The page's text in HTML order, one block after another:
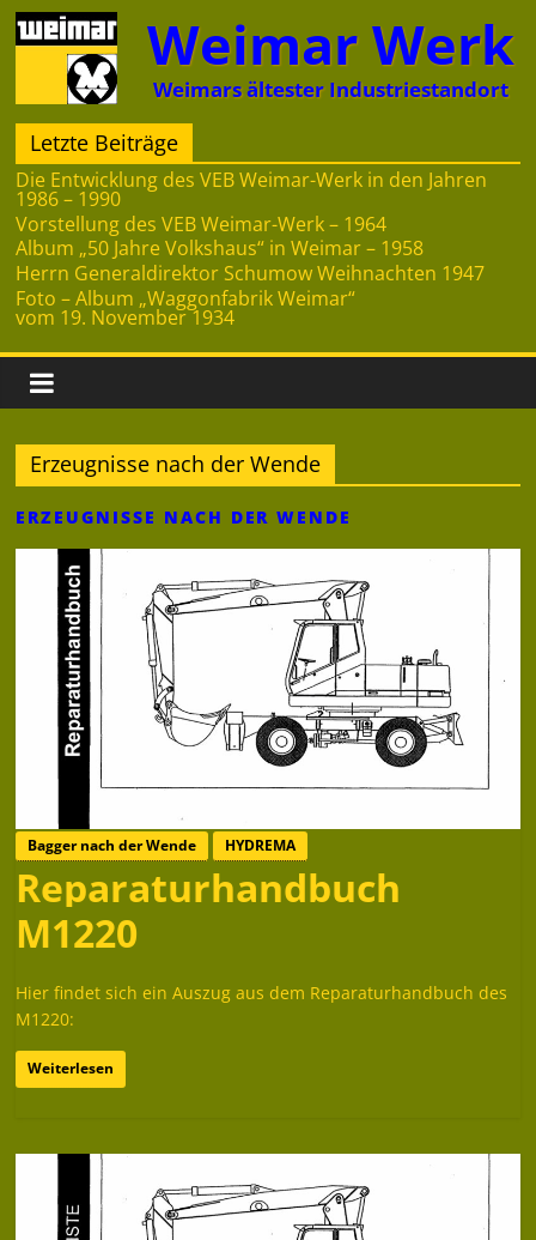
Zum
Inhalt
springen
Weimar Werk
Weimars ältester Industriestandort
Letzte Beiträge
Die Entwicklung des VEB Weimar-Werk in den Jahren
1986 – 1990
Vorstellung des VEB Weimar-Werk – 1964
Album „50 Jahre Volkshaus“ in Weimar – 1958
Herrn Generaldirektor Schumow Weihnachten 1947
Foto – Album „Waggonfabrik Weimar“
vom 19. November 1934
Erzeugnisse nach der Wende
ERZEUGNISSE NACH DER WENDE
Bagger nach der Wende HYDREMA
Reparaturhandbuch
M1220
Hier findet sich ein Auszug aus dem Reparaturhandbuch des
M1220:
Weiterlesen